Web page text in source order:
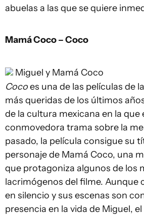
abuelas a las que se quiere
Mamá Coco – Coco
Miguel y Mamá Coco
Cocoes una de las películas de
más queridas de los últimos
de la cultura mexicana en la que
conmovedora trama sobre la
pasado, la película consigue su
personaje de Mamá Coco, una
que protagoniza algunos de los
lacrimógenos del filme. Aunque
en silencio y sus escenas son
presencia en la vida de Miguel,